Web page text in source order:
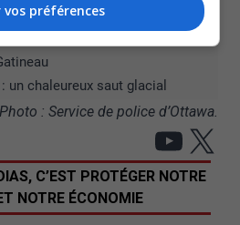
un chaleureux saut glacial
Photo : Service de police d’Ottawa.
X
C’EST PROTÉGER NOTRE
NOTRE ÉCONOMIE
vos préférences